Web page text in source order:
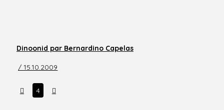
Dinoonid par Bernardino Capelas
/ 15.10.2009
Prev4 Next